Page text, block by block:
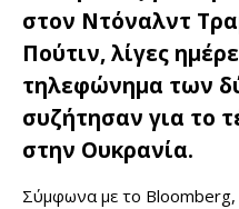
στον Ντόναλντ
Πούτιν, λίγες
τηλεφώνημα των
συζήτησαν για το
στην Ουκρανία.
Σύμφωνα με το